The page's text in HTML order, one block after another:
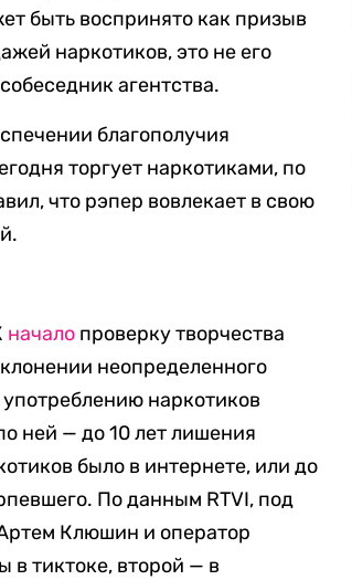
быть воспринято как призыв
наркотиков, это не его
агентства.
благополучия
торгует наркотиками, по
что рэпер вовлекает в свою
начало проверку творчества
неопределенного
наркотиков
ней — до 10 лет лишения
было в интернете, или до
По данным RTVI, под
Клюшин и оператор
тиктоке, второй — в